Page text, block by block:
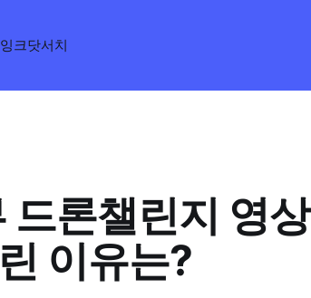
크닷서치
드론챌린지 영
이유는?